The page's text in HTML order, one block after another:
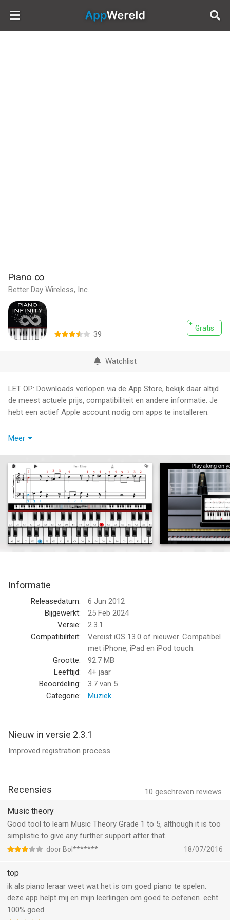
AppWereld
Piano ∞
Better Day Wireless, Inc.
Gratis
39
Watchlist
LET OP: Downloads verlopen via de App Store, bekijk daar altijd
de meest actuele prijs, compatibiliteit en andere informatie. Je
hebt een actief Apple account nodig om apps te installeren.
Piano Infinity is everything you will ever need in a piano. Get
on your own keyboard and Piano Infinity will keep up with the
notes you play, progressing only if you play the right note.
Piano Infinity uses smart AI to identify when you play the
correct key, moving the sheet music along with you!
Piano Infinity feels and sounds like a real concert grand piano.
Don't wait, download Piano Infinity and get started for free
Piano Infinity is free to download and play!
Some users may choose to access the optional Music Studio
Pass which includes hundreds of songs with sheet music and
fingering for both left and right hands. The Music Studio Pass
also allows users to create, edit, and save an unlimited number
MUSIC STUDIO PASS SUBSCRIPTION
- You can subscribe for unlimited access to our complete
$34.99 yearly*
instrument for the duration of your subscription as well as
of purchase
turned off at least 24-hours before the end of the current
period
- Account will be charged for renewal within 24-hours prior to
the end of the current period at the cost of the chosen
- Subscriptions may be managed by the user and auto-renewal
may be turned off by going to the user's Account Settings
after purchase
- No cancellation of the current subscription is allowed during
Meer
Informatie
Releasedatum:
6 Jun 2012
Bijgewerkt:
25 Feb 2024
Versie:
2.3.1
Compatibiliteit:
Vereist iOS 13.0 of nieuwer. Compatibel
met iPhone, iPad en iPod touch.
Grootte:
92.7 MB
Leeftijd:
4+ jaar
Beoordeling:
3.7 van 5
Categorie:
Muziek
Nieuw in versie 2.3.1
Improved registration process.
10 geschreven reviews
Recensies
Music theory
Good tool to learn Music Theory Grade 1 to 5, although it is too
simplistic to give any further support after that.
door Bol******* 18/07/2016
top
ik als piano leraar weet wat het is om goed piano te spelen.
deze app helpt mij en mijn leerlingen om goed te oefenen. echt
100% goed